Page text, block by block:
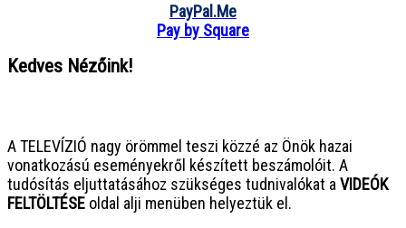
PayPal.Me
Pay by Square
Kedves Nézőink!
A TELEVÍZIÓ nagy örömmel teszi közzé az Önök hazai
vonatkozású eseményekről készített beszámolóit. A
tudósítás eljuttatásához szükséges tudnivalókat a VIDEÓK
FELTÖLTÉSE oldal alji menüben helyeztük el.